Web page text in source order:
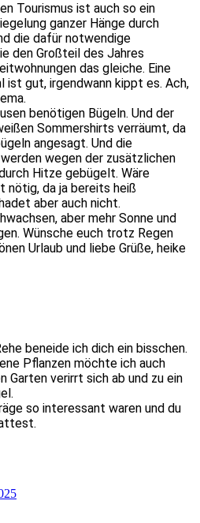
Tourismus ist auch so ein
ganzer Hänge durch
die dafür notwendige
den Großteil des Jahres
das gleiche. Eine
ist gut, irgendwann kippt es. Ach,
benötigen Bügeln. Und der
Sommershirts verräumt, da
angesagt. Und die
wegen der zusätzlichen
Hitze gebügelt. Wäre
nötig, da ja bereits heiß
aber auch nicht.
aber mehr Sonne und
Wünsche euch trotz Regen
Urlaub und liebe Grüße, heike
beneide ich dich ein bisschen.
Pflanzen möchte ich auch
Garten verirrt sich ab und zu ein
so interessant waren und du